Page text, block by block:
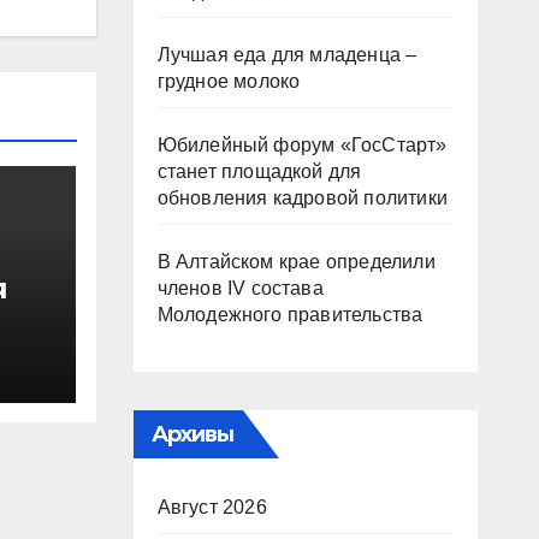
Лучшая еда для младенца –
грудное молоко
Юбилейный форум «ГосСтарт»
станет площадкой для
обновления кадровой политики
В Алтайском крае определили
членов IV состава
Молодежного правительства
Архивы
Август 2026